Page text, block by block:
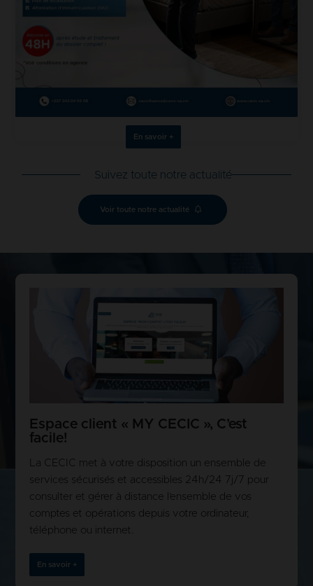
En savoir +
Suivez toute notre actualité
Voir toute notre actualité
Espace client « MY CECIC », C’est
facile!
La CECIC met à votre disposition un ensemble de
services sécurisés et accessibles 24h/24 7j/7 pour
consulter et gérer à distance l’ensemble de vos
comptes et opérations depuis votre ordinateur,
téléphone ou internet.
En savoir +